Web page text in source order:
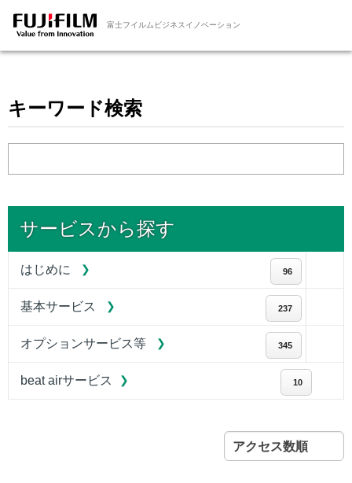
富士フイルムビジネスイノベーション
キーワード検索
サービスから探す
はじめに 96
基本サービス 237
オプションサービス等 345
beat airサービス 10
アクセス数順